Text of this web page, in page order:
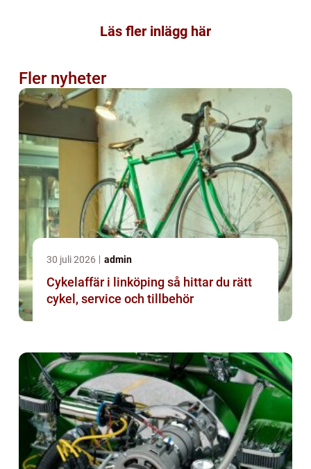
Läs fler inlägg här
Fler nyheter
30 juli 2026 admin
Cykelaffär i linköping så hittar du rätt
cykel, service och tillbehör